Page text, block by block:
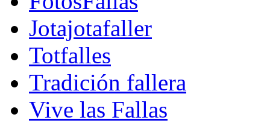
Jotajotafaller
Totfalles
Tradición fallera
Vive las Fallas